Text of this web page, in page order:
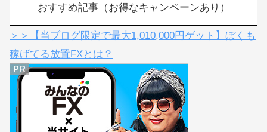
おすすめ記事（お得なキャンペーンあり）
＞＞【当ブログ限定で最大1,010,000円ゲット】ぼくも
稼げてる放置FXとは？